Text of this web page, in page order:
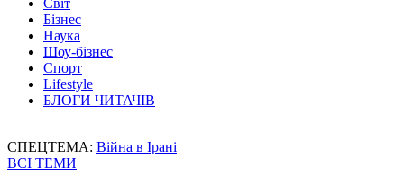
Світ
Бізнес
Наука
Шоу-бізнес
Спорт
Lifestyle
БЛОГИ ЧИТАЧІВ
СПЕЦТЕМА: Війна в Ірані
ВСІ ТЕМИ